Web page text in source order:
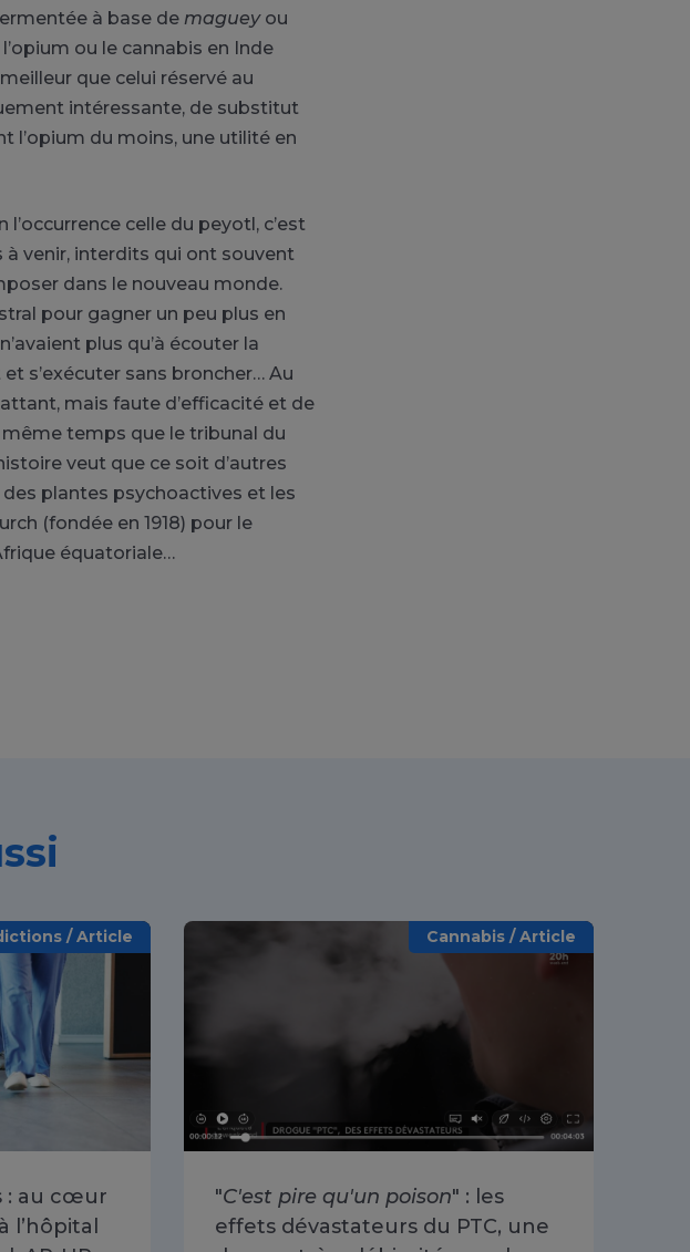
à base de magueyou
ou le cannabis en Inde
que celui réservé au
intéressante, de substitut
l’opium du moins, une utilité en
celle du peyotl, c’est
venir, interdits qui ont souvent
dans le nouveau monde.
pour gagner un peu plus en
plus qu’à écouter la
s’exécuter sans broncher… Au
mais faute d’efficacité et de
temps que le tribunal du
veut que ce soit d’autres
plantes psychoactives et les
(fondée en 1918) pour le
équatoriale…
/ Article
: au cœur
l’hôpital
Cannabis / Article
"C'est pire qu'un poison" : les
effets dévastateurs du PTC, une